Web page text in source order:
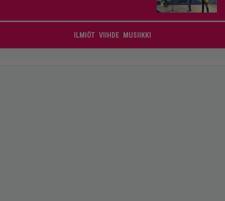
ILMIÖT VIIHDE MUSIIKKI